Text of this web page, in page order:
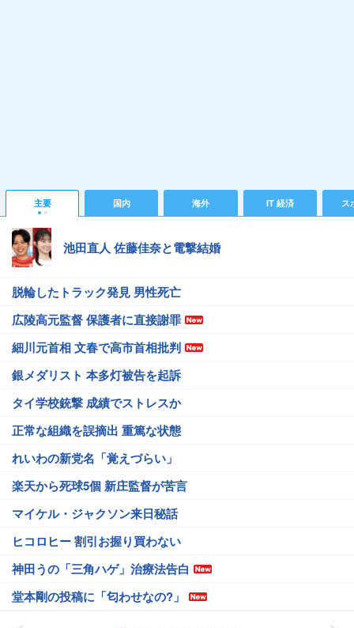
主要 国内 海外 IT 経済 ス
池田直人 佐藤佳奈と電撃結婚
脱輪したトラック発見 男性死亡
広陵高元監督 保護者に直接謝罪
細川元首相 文春で高市首相批判
銀メダリスト 本多灯被告を起訴
タイ学校銃撃 成績でストレスか
正常な組織を誤摘出 重篤な状態
れいわの新党名「覚えづらい」
楽天から死球5個 新庄監督が苦言
マイケル・ジャクソン来日秘話
ヒコロヒー 割引お握り買わない
神田うの「三角ハゲ」治療法告白
堂本剛の投稿に「匂わせなの?」